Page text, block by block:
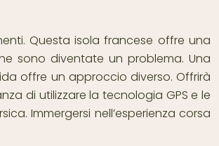
Questa isola francese offre una
sono diventate un problema. Una
offre un approccio diverso. Offrirà
di utilizzare la tecnologia GPS e le
Immergersi nell’esperienza corsa